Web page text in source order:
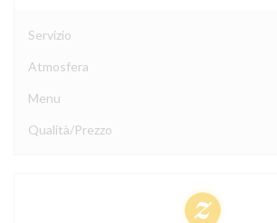
Servizio
Atmosfera
Menu
Qualità/Prezzo